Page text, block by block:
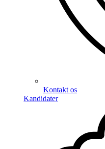
Kontakt os
Kandidater